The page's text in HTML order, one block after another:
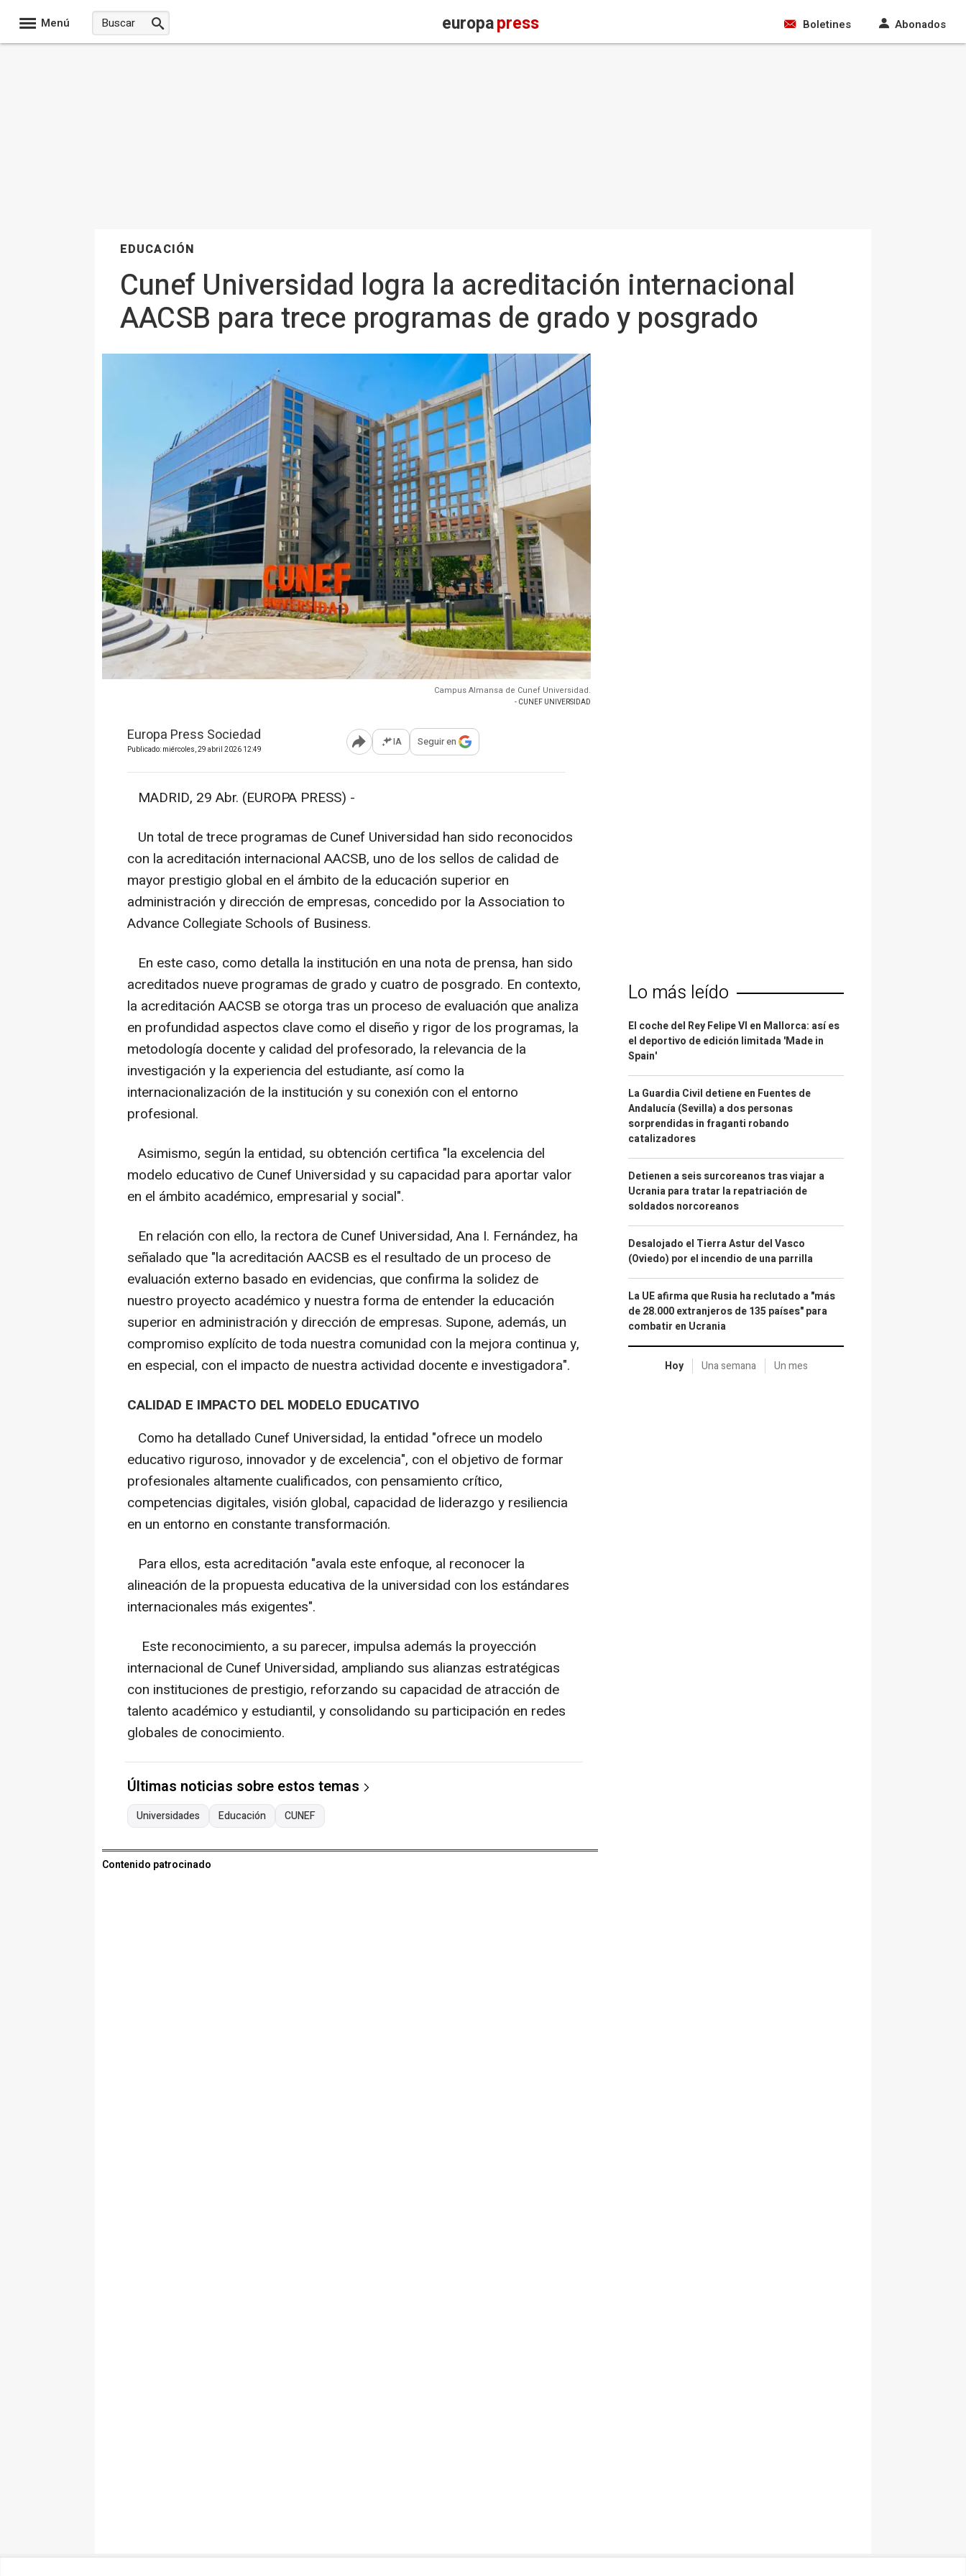
Menú europapress Boletines Abonados
EDUCACIÓN
Cunef Universidad logra la acreditación internacional
AACSB para trece programas de grado y posgrado
Campus Almansa de Cunef Universidad.
- CUNEF UNIVERSIDAD
Europa Press Sociedad
Publicado: miércoles, 29 abril 2026 12:49 Abrir opciones para compartir
IA Seguir en
MADRID, 29 Abr. (EUROPA PRESS) -
Un total de trece programas de Cunef Universidad han sido reconocidos
con la acreditación internacional AACSB, uno de los sellos de calidad de
mayor prestigio global en el ámbito de la educación superior en
administración y dirección de empresas, concedido por la Association to
Advance Collegiate Schools of Business.
En este caso, como detalla la institución en una nota de prensa, han sido
acreditados nueve programas de grado y cuatro de posgrado. En contexto,
la acreditación AACSB se otorga tras un proceso de evaluación que analiza
en profundidad aspectos clave como el diseño y rigor de los programas, la
metodología docente y calidad del profesorado, la relevancia de la
investigación y la experiencia del estudiante, así como la
internacionalización de la institución y su conexión con el entorno
profesional.
Asimismo, según la entidad, su obtención certifica "la excelencia del
modelo educativo de Cunef Universidad y su capacidad para aportar valor
en el ámbito académico, empresarial y social".
En relación con ello, la rectora de Cunef Universidad, Ana I. Fernández, ha
señalado que "la acreditación AACSB es el resultado de un proceso de
evaluación externo basado en evidencias, que confirma la solidez de
nuestro proyecto académico y nuestra forma de entender la educación
superior en administración y dirección de empresas. Supone, además, un
compromiso explícito de toda nuestra comunidad con la mejora continua y,
en especial, con el impacto de nuestra actividad docente e investigadora".
CALIDAD E IMPACTO DEL MODELO EDUCATIVO
Como ha detallado Cunef Universidad, la entidad "ofrece un modelo
educativo riguroso, innovador y de excelencia", con el objetivo de formar
profesionales altamente cualificados, con pensamiento crítico,
competencias digitales, visión global, capacidad de liderazgo y resiliencia
en un entorno en constante transformación.
Para ellos, esta acreditación "avala este enfoque, al reconocer la
alineación de la propuesta educativa de la universidad con los estándares
internacionales más exigentes".
Este reconocimiento, a su parecer, impulsa además la proyección
internacional de Cunef Universidad, ampliando sus alianzas estratégicas
con instituciones de prestigio, reforzando su capacidad de atracción de
talento académico y estudiantil, y consolidando su participación en redes
globales de conocimiento.
Últimas noticias sobre estos temas
Universidades Educación CUNEF
Contenido patrocinado
Lo más leído
El coche del Rey Felipe VI en Mallorca: así es
el deportivo de edición limitada 'Made in
Spain'
La Guardia Civil detiene en Fuentes de
Andalucía (Sevilla) a dos personas
sorprendidas in fraganti robando
catalizadores
Detienen a seis surcoreanos tras viajar a
Ucrania para tratar la repatriación de
soldados norcoreanos
Desalojado el Tierra Astur del Vasco
(Oviedo) por el incendio de una parrilla
La UE afirma que Rusia ha reclutado a "más
de 28.000 extranjeros de 135 países" para
combatir en Ucrania
Hoy Una semana Un mes